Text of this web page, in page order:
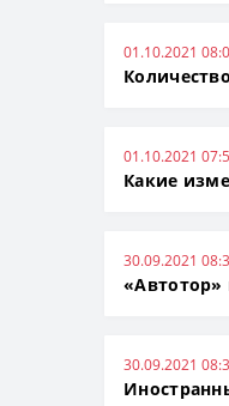
01.10.2021
01.10.2021
Какие
30.09.2021
«Автотор»
30.09.2021